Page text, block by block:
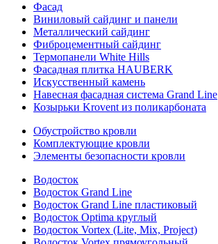
Фасад
Виниловый сайдинг и панели
Металлический сайдинг
Фиброцементный сайдинг
Термопанели White Hills
Фасадная плитка HAUBERK
Искусственный камень
Навесная фасадная система Grand Line
Козырьки Krovent из поликарбоната
Обустройство кровли
Комплектующие кровли
Элементы безопасности кровли
Водосток
Водосток Grand Line
Водосток Grand Line пластиковый
Водосток Optima круглый
Водосток Vortex (Lite, Mix, Project)